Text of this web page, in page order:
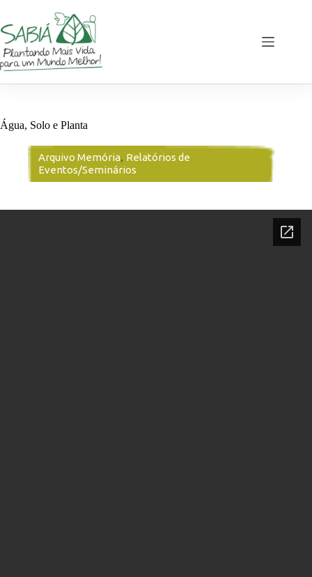
o
conteúdo
Água, Solo e Planta
Arquivo Memória, Relatórios de
Eventos/Seminários